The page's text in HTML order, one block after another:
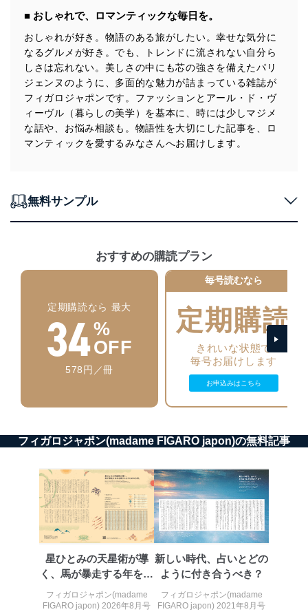
みを確実にするため、従業者等の教育を徹底してまいり
ます。また、目的外利用を行わないために、適切な管理
措置を講じます。
法令遵守
当社は、個人情報に関連する法令、国が定める指針及び
その他の規範を遵守します。また、当社の管理の仕組み
に、これらの法令及びその他の規範を常に適合させま
す。
に、下記セキュリティ対策をはじめとする安全対策を実
正に努めます。
個人データを取り扱うことのできる機器及び当該
機器を取り扱う従業者を明確化し、 個人データへ
の不要なアクセスを防止しています。
アクセス者の識別と認証
機器に標準装備されているユーザー制御機能（ユ
ーザーアカウント制御）により、個人情報データ
ベース等を取り扱う情報システムを使用する従業
個人データを取り扱う機器等のオペレーティング
ソフトウェア等を導入し、自動更新 機能等の活用
情報システムの使用に伴う漏洩等の防止
メール等により個人データの含まれるファイルを
送信する場合に、当該ファイルへのパスワードを
設定しています。
個人情報保護マネジメントシステムの継続的改善
当社は、内部監査及びマネジメントレビューの機会を通
じて、個人情報保護マネジメントシステムを継続的に改
善し、常に最良の状態を維持します。
■ おしゃれで、ロマンティックな毎日を。
おしゃれが好き。物語のある旅がしたい。幸せな気分に
なるグルメが好き。でも、トレンドに流されない自分ら
しさは忘れない。美しさの中にも芯の強さを備えたパリ
ジェンヌのように、多面的な魅力が詰まっている雑誌が
フィガロジャポンです。ファッションとアール・ド・ヴ
ィーヴル（暮らしの美学）を基本に、時には少しマジメ
な話や、お悩み相談も。物語性を大切にした記事を、ロ
マンティックを愛するみなさんへお届けします。
無料サンプル
おすすめの購読プラン
定期購読なら 最大
34%
OFF
578円／冊
毎号読むなら
定期購読
きれいな状態で
毎号お届けします
お申込みはこちら
フィガロジャポン(madame FIGARO japon)の無料記事
星ひとみの天星術が導
く、馬が暴走する年を乗
りこなすための心得
フィガロジャポン(madame
FIGARO japon) 2026年8月号
新しい時代、占いとどの
ように付き合うべき？
フィガロジャポン(madame
FIGARO japon) 2021年8月号